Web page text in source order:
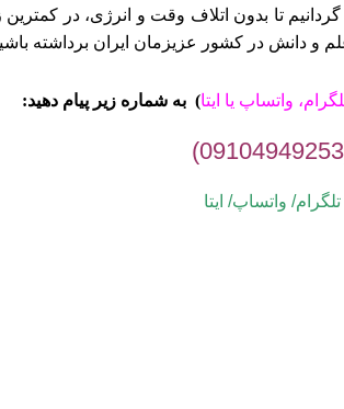
تا بدون اتلاف وقت و انرژی، در کمترین
و دانش در کشور عزیزمان ایران برداشته
واتساپ یا ایتا) به شماره زیر پیام دهید:
تلگرام/ واتساپ/ ایتا